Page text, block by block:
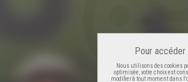
Pour
Nous utilisons des cookies
optimisée, votre choix est
modifier à tout moment dans